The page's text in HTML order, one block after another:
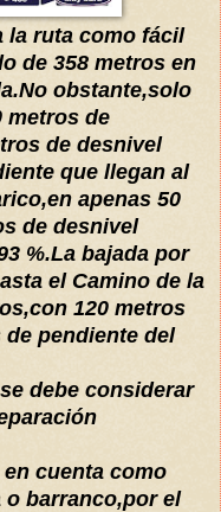
la ruta como fácil
de 358 metros en
obstante,solo
metros de
de desnivel
que llegan al
apenas 50
de desnivel
%.La bajada por
el Camino de la
120 metros
pendiente del
debe considerar
cuenta como
o barranco,por el